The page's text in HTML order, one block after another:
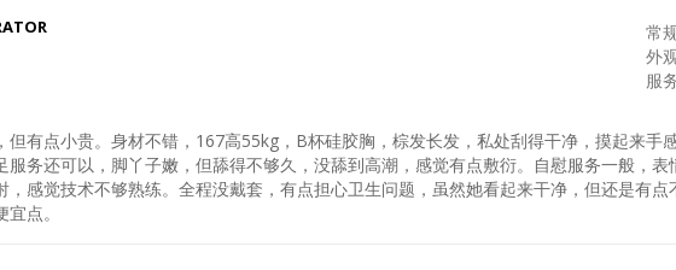
常
外
服
但有点小贵。身材不错，167高55kg，B杯硅胶胸，棕发长发，私处刮得干净，摸起来手
服务还可以，脚丫子嫩，但舔得不够久，没舔到高潮，感觉有点敷衍。自慰服务一般，
感觉技术不够熟练。全程没戴套，有点担心卫生问题，虽然她看起来干净，但还是有
点。